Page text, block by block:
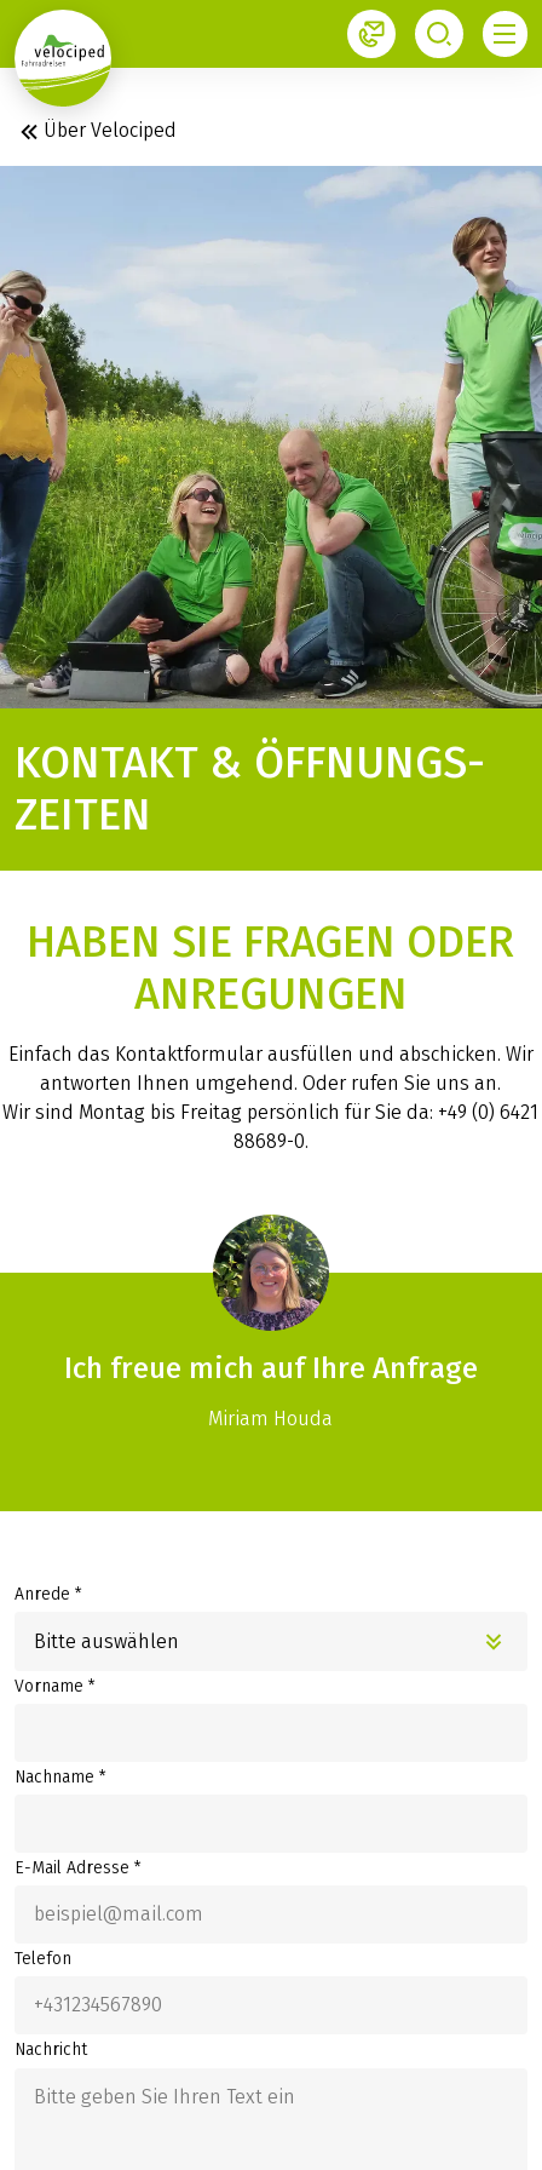
1
Über Velociped
KONTAKT & ÖFFNUNGS­
ZEITEN
HABEN SIE FRAGEN ODER
ANREGUNGEN
Einfach das Kontaktformular ausfüllen und abschicken. Wir
antworten Ihnen umgehend. Oder rufen Sie uns an.
Wir sind Montag bis Freitag persönlich für Sie da: +49 (0) 6421
88689-0.
Ich freue mich auf Ihre Anfrage
Miriam Houda
Anrede *
Bitte auswählen
Vorname *
Nachname *
E-Mail Adresse *
Telefon
Nachricht